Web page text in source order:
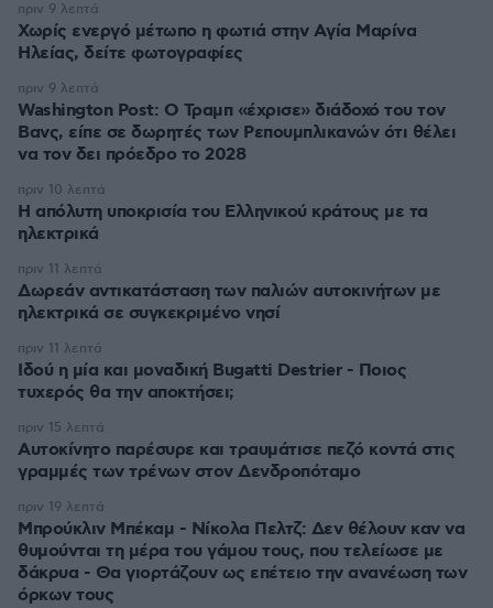
Χωρίς ενεργό μέτωπο η φωτιά στην Aγία Μαρίνα
Ηλείας, δείτε φωτογραφίες
πριν 9 λεπτά
Washington Post: Ο Τραμπ «έχρισε» διάδοχό του τον
Βανς, είπε σε δωρητές των Ρεπουμπλικανών ότι θέλει
να τον δει πρόεδρο το 2028
πριν 9 λεπτά
Η απόλυτη υποκρισία του Ελληνικού κράτους με τα
ηλεκτρικά
πριν 10 λεπτά
Δωρεάν αντικατάσταση των παλιών αυτοκινήτων με
ηλεκτρικά σε συγκεκριμένο νησί
πριν 11 λεπτά
Ιδού η μία και μοναδική Bugatti Destrier - Ποιος
τυχερός θα την αποκτήσει;
πριν 11 λεπτά
Αυτοκίνητο παρέσυρε και τραυμάτισε πεζό κοντά στις
γραμμές των τρένων στον Δενδροπόταμο
πριν 15 λεπτά
Μπρούκλιν Μπέκαμ - Νίκολα Πελτζ: Δεν θέλουν καν να
θυμούνται τη μέρα του γάμου τους, που τελείωσε με
δάκρυα - Θα γιορτάζουν ως επέτειο την ανανέωση των
όρκων τους
πριν 19 λεπτά